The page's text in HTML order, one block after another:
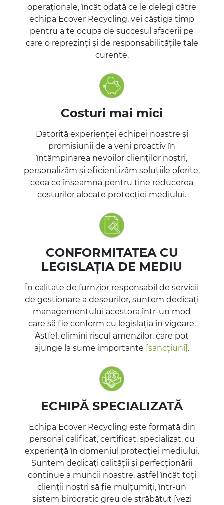
operaționale, încât odată ce le delegi către
echipa Ecover Recycling, vei câștiga timp
pentru a te ocupa de succesul afacerii pe
care o reprezinți și de responsabilitățile tale
curente.
Costuri mai mici
Datorită experienței echipei noastre și
promisiunii de a veni proactiv în
întâmpinarea nevoilor clienților noștri,
personalizăm și eficientizăm soluțiile oferite,
ceea ce înseamnă pentru tine reducerea
costurilor alocate protecției mediului.
CONFORMITATEA CU
LEGISLAȚIA DE MEDIU
În calitate de furnzior responsabil de servicii
de gestionare a deșeurilor, suntem dedicați
managementului acestora într-un mod
care să fie conform cu legislația în vigoare.
Astfel, elimini riscul amenzilor, care pot
ajunge la sume importante [sancțiuni].
ECHIPĂ SPECIALIZATĂ
Echipa Ecover Recycling este formată din
personal calificat, certificat, specializat, cu
experiență în domeniul protecției mediului.
Suntem dedicați calității și perfecționării
continue a muncii noastre, astfel încât toți
clienții noștri să fie mulțumiți, într-un
sistem birocratic greu de străbătut [vezi